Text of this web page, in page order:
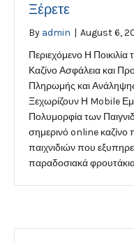
Ξέρετε
By admin | August 6,
Περιεχόμενο Η
Καζίνο Ασφάλεια και
Πληρωμής και
Ξεχωρίζουν Η Mobile
Πολυμορφία των
σημερινό online καζίνο
παιχνιδιών που
παραδοσιακά